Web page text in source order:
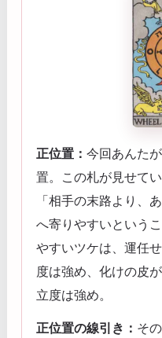
正位置： 今回あんた
置。この札が見せて
「相手の末路より、
へ寄りやすいという
やすいツケは、運任
度は強め、化けの皮
立度は強め。
正位置の線引き： そ